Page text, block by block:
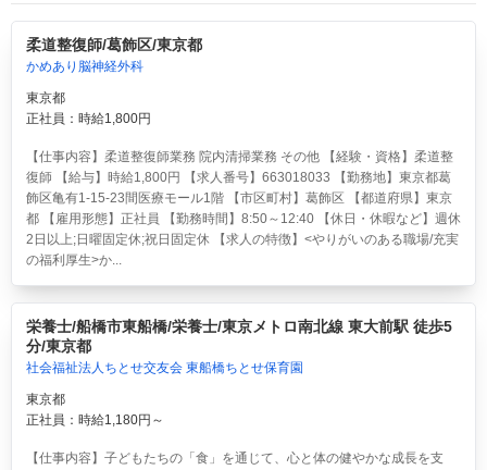
柔道整復師/葛飾区/東京都
かめあり脳神経外科
東京都
正社員：時給1,800円
【仕事内容】柔道整復師業務 院内清掃業務 その他 【経験・資格】柔道整
復師 【給与】時給1,800円 【求人番号】663018033 【勤務地】東京都葛
飾区亀有1-15-23間医療モール1階 【市区町村】葛飾区 【都道府県】東京
都 【雇用形態】正社員 【勤務時間】8:50～12:40 【休日・休暇など】週休
2日以上;日曜固定休;祝日固定休 【求人の特徴】<やりがいのある職場/充実
の福利厚生>か...
栄養士/船橋市東船橋/栄養士/東京メトロ南北線 東大前駅 徒歩5
分/東京都
社会福祉法人ちとせ交友会 東船橋ちとせ保育園
東京都
正社員：時給1,180円～
【仕事内容】子どもたちの「食」を通じて、心と体の健やかな成長を支